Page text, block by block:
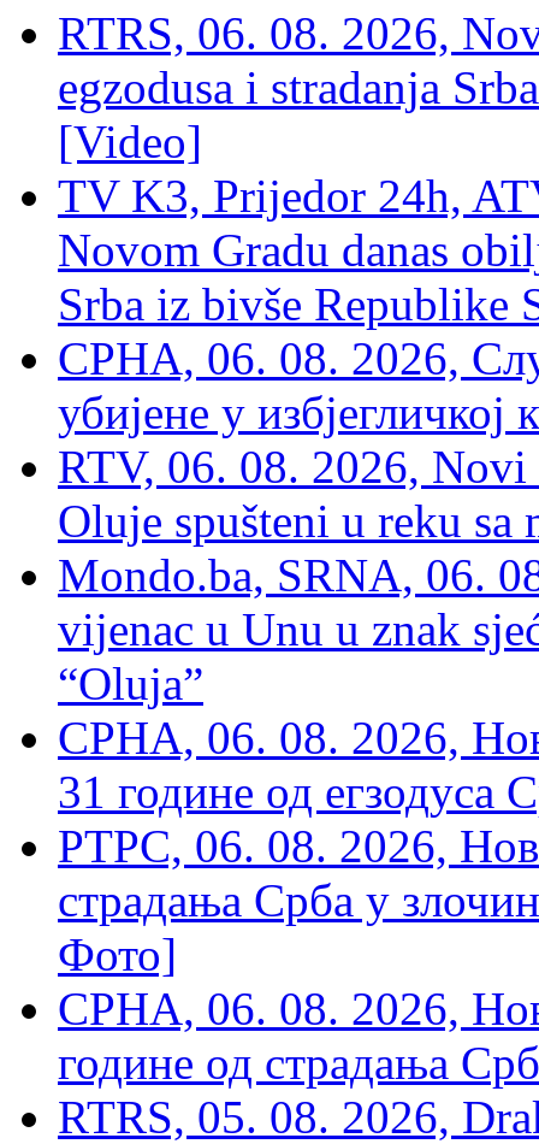
RTRS, 06. 08. 2026,
egzodusa i stradanja
[Video]
TV K3, Prijedor 24h,
Novom Gradu danas
Srba iz bivše Republike
СРНА, 06. 08. 2026,
убијене у избјегличкој
RTV, 06. 08. 2026, Novi
Oluje spušteni u reku sa
Mondo.ba, SRNA, 06.
vijenac u Unu u znak
“Oluja”
СРНА, 06. 08. 2026,
31 године од егзодуса
РТРС, 06. 08. 2026,
страдања Срба у
Фото]
СРНА, 06. 08. 2026,
године од страдања
RTRS, 05. 08. 2026,